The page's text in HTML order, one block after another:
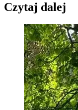
Czytaj dalej